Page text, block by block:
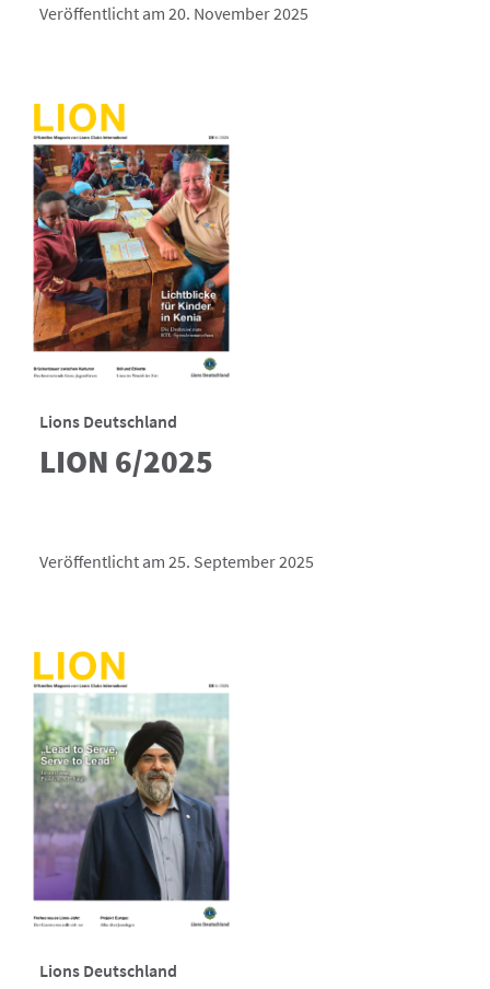
Veröffentlicht am 20. November 2025
Lions Deutschland
LION 6/2025
Veröffentlicht am 25. September 2025
Lions Deutschland